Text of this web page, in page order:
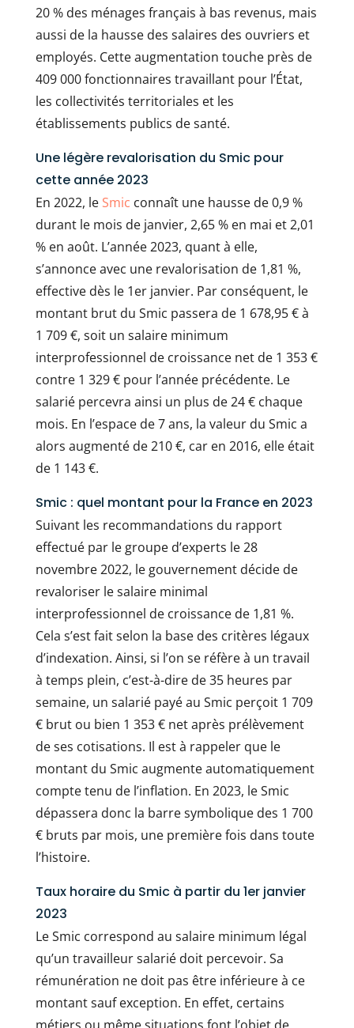
20 % des ménages français à bas revenus, mais
aussi de la hausse des salaires des ouvriers et
employés. Cette augmentation touche près de
409 000 fonctionnaires travaillant pour l’État,
les collectivités territoriales et les
établissements publics de santé.
Une légère revalorisation du Smic pour
cette année 2023
En 2022, le Smic connaît une hausse de 0,9 %
durant le mois de janvier, 2,65 % en mai et 2,01
% en août. L’année 2023, quant à elle,
s’annonce avec une revalorisation de 1,81 %,
effective dès le 1er janvier. Par conséquent, le
montant brut du Smic passera de 1 678,95 € à
1 709 €, soit un salaire minimum
interprofessionnel de croissance net de 1 353 €
contre 1 329 € pour l’année précédente. Le
salarié percevra ainsi un plus de 24 € chaque
mois. En l’espace de 7 ans, la valeur du Smic a
alors augmenté de 210 €, car en 2016, elle était
de 1 143 €.
Smic : quel montant pour la France en 2023
Suivant les recommandations du rapport
effectué par le groupe d’experts le 28
novembre 2022, le gouvernement décide de
revaloriser le salaire minimal
interprofessionnel de croissance de 1,81 %.
Cela s’est fait selon la base des critères légaux
d’indexation. Ainsi, si l’on se réfère à un travail
à temps plein, c’est-à-dire de 35 heures par
semaine, un salarié payé au Smic perçoit 1 709
€ brut ou bien 1 353 € net après prélèvement
de ses cotisations. Il est à rappeler que le
montant du Smic augmente automatiquement
compte tenu de l’inflation. En 2023, le Smic
dépassera donc la barre symbolique des 1 700
€ bruts par mois, une première fois dans toute
l’histoire.
Taux horaire du Smic à partir du 1er janvier
2023
Le Smic correspond au salaire minimum légal
qu’un travailleur salarié doit percevoir. Sa
rémunération ne doit pas être inférieure à ce
montant sauf exception. En effet, certains